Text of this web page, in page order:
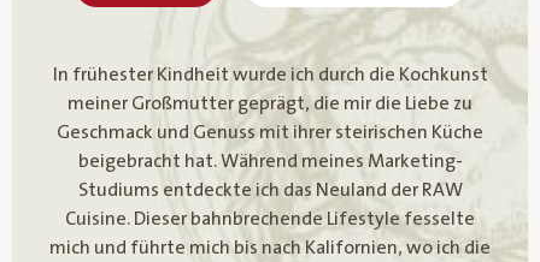
In frühester Kindheit wurde ich durch die Kochkunst
meiner Großmutter geprägt, die mir die Liebe zu
Geschmack und Genuss mit ihrer steirischen Küche
beigebracht hat. Während meines Marketing-
Studiums entdeckte ich das Neuland der RAW
Cuisine. Dieser bahnbrechende Lifestyle fesselte
mich und führte mich bis nach Kalifornien, wo ich die